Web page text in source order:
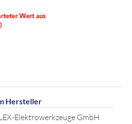
Wert aus
Hersteller
Elektrowerkzeuge GmbH